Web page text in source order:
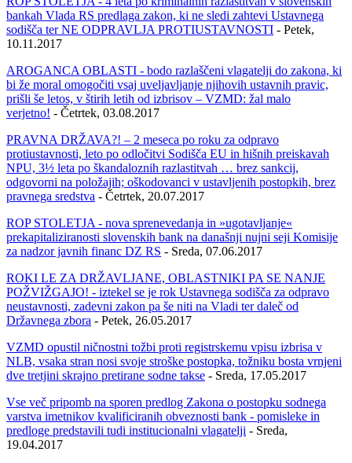
bankah Vlada RS predlaga zakon, ki ne sledi zahtevi Ustavnega
sodišča ter NE ODPRAVLJA PROTIUSTAVNOSTI - Petek,
10.11.2017
AROGANCA OBLASTI - bodo razlaščeni vlagatelji do zakona, ki
bi že moral omogočiti vsaj uveljavljanje njihovih ustavnih pravic,
prišli še letos, v štirih letih od izbrisov – VZMD: žal malo
verjetno! - Četrtek, 03.08.2017
PRAVNA DRŽAVA?! – 2 meseca po roku za odpravo
protiustavnosti, leto po odločitvi Sodišča EU in hišnih preiskavah
NPU, 3½ leta po škandaloznih razlastitvah … brez sankcij,
odgovorni na položajih; oškodovanci v ustavljenih postopkih, brez
pravnega sredstva - Četrtek, 20.07.2017
ROP STOLETJA - nova sprenevedanja in »ugotavljanje«
prekapitaliziranosti slovenskih bank na današnji nujni seji Komisije
za nadzor javnih financ DZ RS - Sreda, 07.06.2017
ROKI LE ZA DRŽAVLJANE, OBLASTNIKI PA SE NANJE
POŽVIŽGAJO! - iztekel se je rok Ustavnega sodišča za odpravo
neustavnosti, zadevni zakon pa še niti na Vladi ter daleč od
Državnega zbora - Petek, 26.05.2017
VZMD opustil ničnostni tožbi proti registrskemu vpisu izbrisa v
NLB, vsaka stran nosi svoje stroške postopka, tožniku bosta vrnjeni
dve tretjini skrajno pretirane sodne takse - Sreda, 17.05.2017
Vse več pripomb na sporen predlog Zakona o postopku sodnega
varstva imetnikov kvalificiranih obveznosti bank - pomisleke in
predloge predstavili tudi institucionalni vlagatelji - Sreda,
19.04.2017